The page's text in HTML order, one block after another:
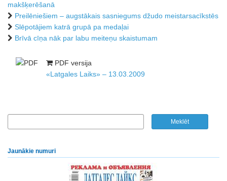
makšķerēšanā
Preilēniešiem – augstākais sasniegums džudo meistarsacīkstēs
Slēpotājiem katrā grupā pa medaļai
Brīvā cīņa nāk par labu meiteņu skaistumam
PDF versija
«Latgales Laiks» – 13.03.2009
Jaunākie numuri